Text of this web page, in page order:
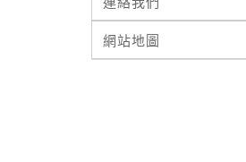
網站地圖